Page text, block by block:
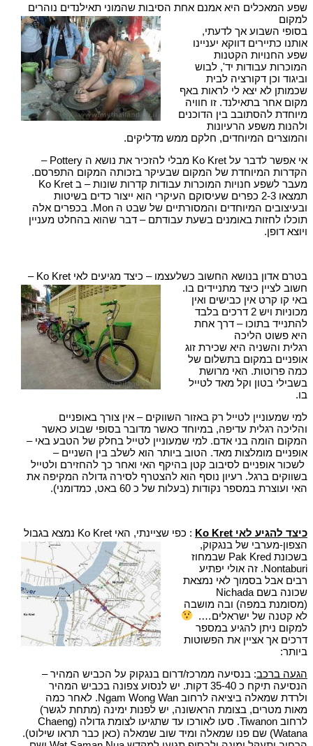
שפע המאכלים היא אמנם אחת הסיבות שהמוני תאילנדים נוהרים
למקום
בסופי השבוע אך לדעתי,
אותנו כתיירים דווקא יעניינו
שפע החנויות הקטנות
המוכרות עבודות יד', לבוש
וביגוד וכן דקורציה לבית
שכמותן לא יצא לי לראות באף
מקום אחר בתאילנד. זו חוויה
מיוחדת להסתובב בין הדוכנים
ולהנות משפע הרעיונות
והמוצרים המיוחדים, חלקם ממש מדליקים.
אי אפשר לדבר על Ko Kret מבלי להזכיר את נושא ה Pottery –
הקדרות המיוחדת של המקום שבעיקר בזכותה המקום התפרסם.
מעבר לשפע חנויות המוכרות עבודות קדרות שונות – ב Ko Kret
תמצאו 2-3 כפרים שעיסוקם העיקרי הוא ייצור כדים בשיטות
ובעיצובים המיוחדים והמסורתיים של שבט ה Mon. בכפרים אלה
תוכלו לחזות באומנים בשעת עבודתם – דבר שהוא בהחלט מעניין
ויוצא דופן.
בטרם אדון בנושא החשוב כשלעצמו – כיצד מגיעים לאי Ko Kret –
חשוב לציין כיצד מתניידים בו.
באי קו קרט אין כבישים ואין
מכוניות ויש 2 דרכים בלבד
להתנייד בתוכו – דרך אחת
היא פשוט הליכה
רגלית והשניה היא שכירת זוג
אופניים במקום בתשלום של
כמה פרוטות. האי מרושת
בשבילי בטון וקל מאד לטייל
בו.
למי שמעוניין לטייל רק באזור השווקים – אין צורך באופניים
והליכה רגלית עדיפה, במיוחד כאשר מדובר בסופי שבוע כאשר
המקום הומה בני אדם. למי שמעוניין לטייל בחלק של הטבע באי –
אופניים מומלצות מאד. הטוב ביותר הוא לשלב בין השניים –
לשכור אופניים לסיבוב קטן בהיקף האי ואחר כך להחזירם ולטייל
בשווקים ברגל. רעיון נוסף הוא להצטרף לסירה גדולה המקיפה את
האי ועוצרת במספר נקודות (בעלות של כ 60 באט, כמדומני).
כיצד להגיע לאי Ko Kret
: כפי שציינתי, האי Ko Kret נמצא בגבול
הצפון-מערבי של בנגקוק,
בשכונת Pak Kred שבמחוז
Nontaburi. זה אולי יפתיע
רבים אבל בסמוך לאי נמצאת
שכונה בשם Nichada
(מסומנת במפה) ובה מושבה
לא קטנה של ישראלים….
למקום ניתן להגיע במספר
דרכים אך אציין את הפשוטות
ביותר:
הגעה ברכב: בנסיעה ממרכז/דרום בנגקוק על הכביש המהיר –
הנסיעה תיקח כ 35-40 דקות. יש לנסוע צפונה בכביש המהיר
ולרדת שמאלה ביציאה לרחוב Ngam Wong Wan. לאחר כמה
מאות מטרים, בצומת הראשונה, יש לפנות ימינה (מתחת לגשר)
לרחוב Tiwanon. סעו לאורכו עד שתגיעו לצומת גדולה (Chaeng
Watana) שם פנו שמאלה ומיד שוב שמאלה (כאן כבר תראו שילוט).